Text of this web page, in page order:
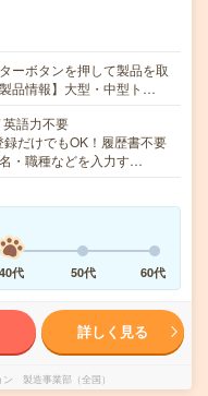
ーボタンを押して製品を取
品情報】大型・中型ト…
語力不要
だけでもOK！履歴書不要
・職種などを入力す…
40代 50代 60代
詳しく見る
製造事業部（全国）